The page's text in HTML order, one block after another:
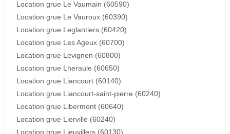
Location grue Le Vaumain (60590)
Location grue Le Vauroux (60390)
Location grue Leglantiers (60420)
Location grue Les Ageux (60700)
Location grue Levignen (60800)
Location grue Lheraule (60650)
Location grue Liancourt (60140)
Location grue Liancourt-saint-pierre (60240)
Location grue Libermont (60640)
Location grue Lierville (60240)
Location grue Lieuvillers (60130)